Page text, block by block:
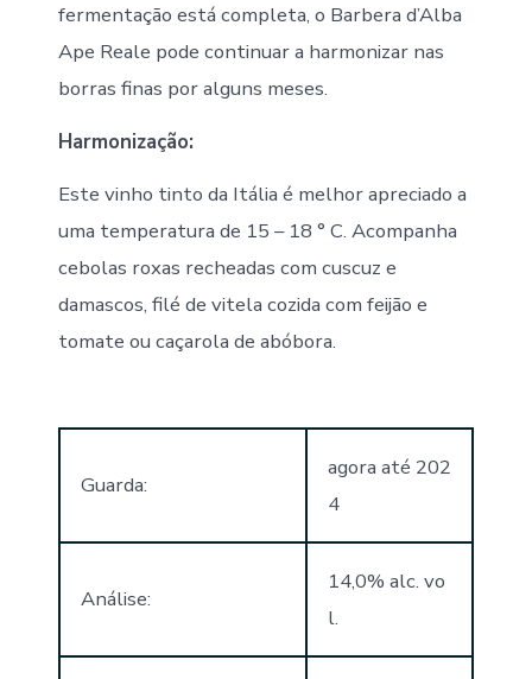
fermentação está completa, o Barbera d’Alba
Ape Reale pode continuar a harmonizar nas
borras finas por alguns meses.
Harmonização:
Este vinho tinto da Itália é melhor apreciado a
uma temperatura de 15 – 18 ° C. Acompanha
cebolas roxas recheadas com cuscuz e
damascos, filé de vitela cozida com feijão e
tomate ou caçarola de abóbora.
Guarda:
agora até 202
4
Análise:
14,0% alc. vo
l.